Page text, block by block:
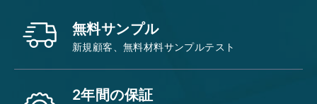
無料サンプル
新規顧客、無料材料サンプルテスト
2年間の保証